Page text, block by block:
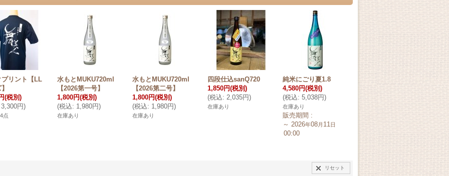
プリント【LL
】
(税別)
3,300円)
点
水もとMUKU720ml
【2026第一号】
1,800円(税別)
(税込: 1,980円)
在庫あり
水もとMUKU720ml
【2026第二号】
1,800円(税別)
(税込: 1,980円)
在庫あり
四段仕込sanQ720
1,850円(税別)
(税込: 2,035円)
在庫あり
純米にごり夏1.8
4,580円(税別)
(税込: 5,038円)
在庫あり
販売期間 :
～ 2026年08月 11日
00:00
リセット